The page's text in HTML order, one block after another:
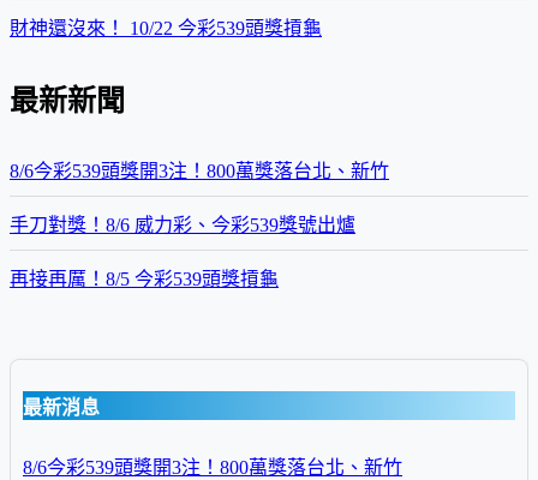
財神還沒來！ 10/22 今彩539頭獎摃龜
最新新聞
8/6今彩539頭獎開3注！800萬獎落台北、新竹
手刀對獎！8/6 威力彩、今彩539獎號出爐
再接再厲！8/5 今彩539頭獎摃龜
最新消息
8/6今彩539頭獎開3注！800萬獎落台北、新竹